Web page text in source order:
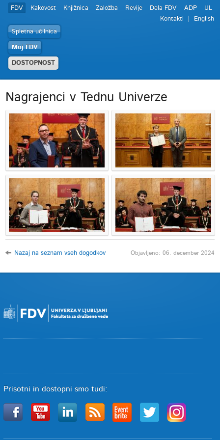
FDV Kakovost Knjižnica Založba Revije Dela FDV ADP
UL
Kontakti
English
Spletna učilnica
Moj FDV
DOSTOPNOST
Nagrajenci v Tednu Univerze
Nazaj na seznam vseh dogodkov Objavljeno: 06. december 2024
Prisotni in dostopni smo tudi: